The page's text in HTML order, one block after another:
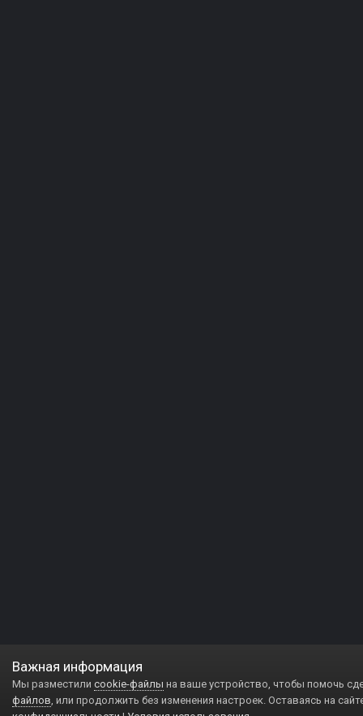
Важная информация
Мы разместили cookie-файлы на ваше устройство, чтобы помочь
файлов, или продолжить без изменения настроек. Оставаясь на